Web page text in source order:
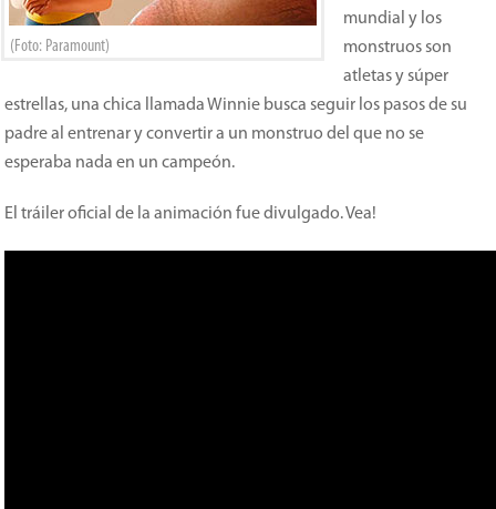
(Foto: Paramount)
mundial y los
monstruos son
atletas y súper
estrellas, una chica llamada Winnie busca seguir los pasos de su
padre al entrenar y convertir a un monstruo del que no se
esperaba nada en un campeón.
El tráiler oficial de la animación fue divulgado. Vea!